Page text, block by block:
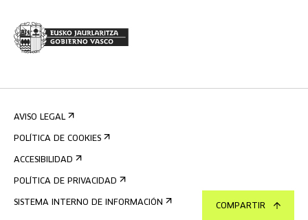
COMPARTIR
AVISO LEGAL
POLÍTICA DE COOKIES
ACCESIBILIDAD
POLÍTICA DE PRIVACIDAD
SISTEMA INTERNO DE INFORMACIÓN